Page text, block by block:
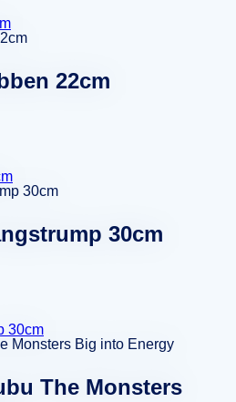
22cm
30cm
30cm
The Monsters